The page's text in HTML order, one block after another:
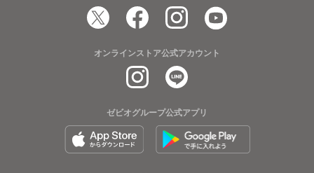
オンラインストア公式アカウント
ゼビオグループ公式アプリ